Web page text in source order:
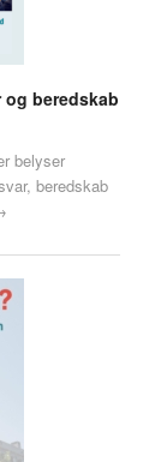
og beredskab
belyser
beredskab